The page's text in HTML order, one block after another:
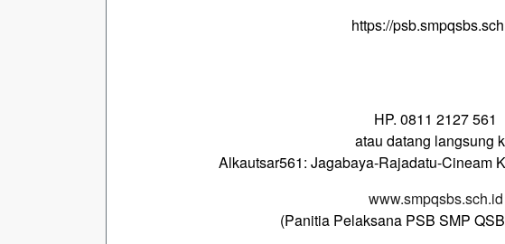
https://
HP. 0811 2127 561
atau datang langsung
Alkautsar561: Jagabaya-Rajadatu-Cineam
www.smpqsbs.sch.id
(Panitia Pelaksana PSB SMP